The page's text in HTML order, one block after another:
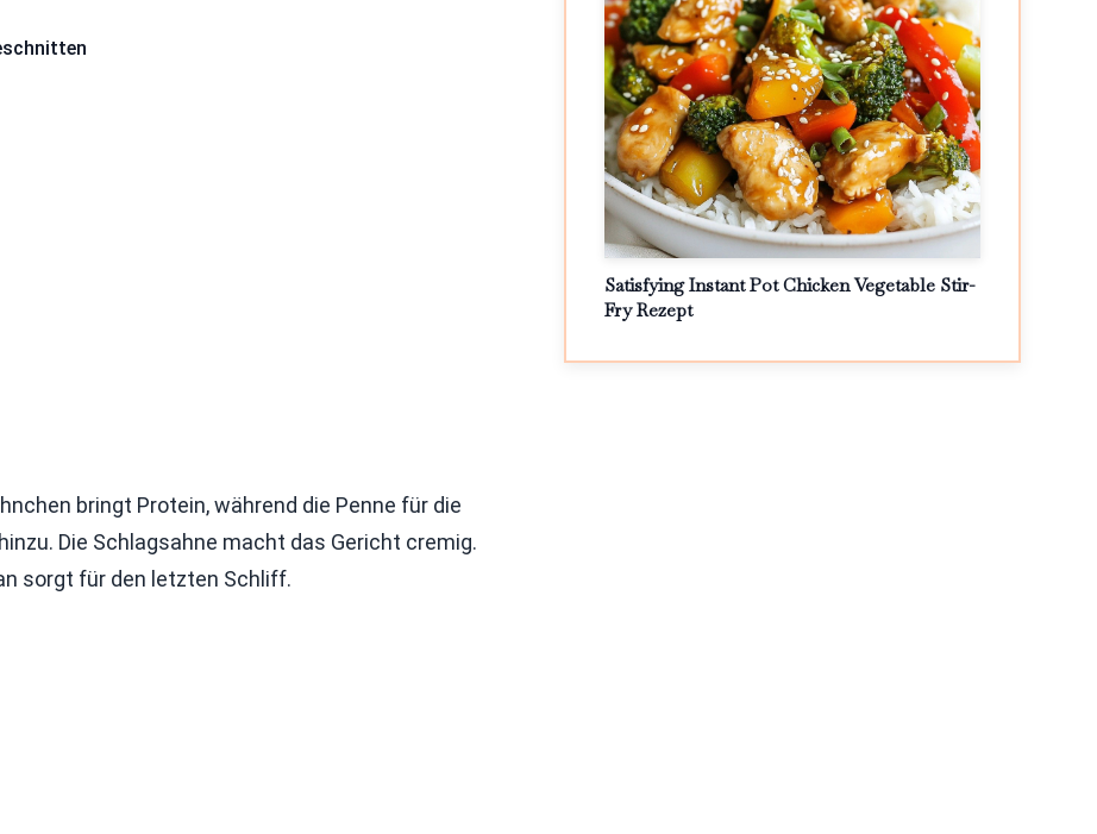
bringt Protein, während die Penne für die
Die Schlagsahne macht das Gericht cremig.
sorgt für den letzten Schliff.
Satisfying Instant Pot Chicken Vegetable Stir-
Fry Rezept